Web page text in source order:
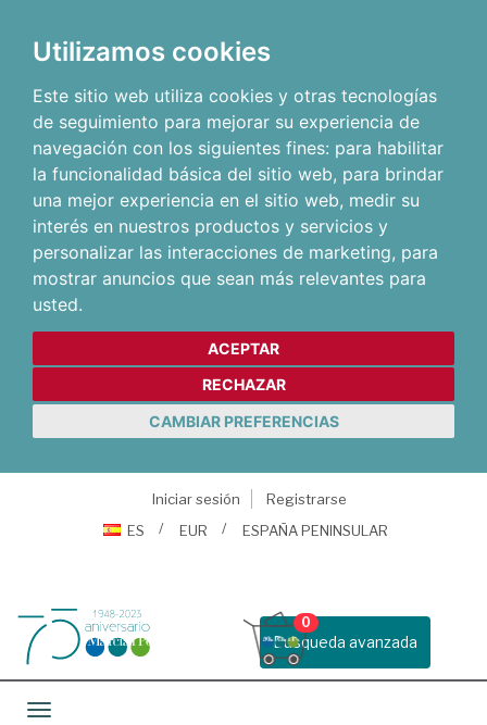
Utilizamos cookies
Este sitio web utiliza cookies y otras tecnologías
de seguimiento para mejorar su experiencia de
navegación con los siguientes fines: para habilitar
la funcionalidad básica del sitio web, para brindar
una mejor experiencia en el sitio web, medir su
interés en nuestros productos y servicios y
personalizar las interacciones de marketing, para
mostrar anuncios que sean más relevantes para
usted.
ACEPTAR
RECHAZAR
CAMBIAR PREFERENCIAS
Iniciar sesión
Registrarse
ES
EUR ESPAÑA PENINSULAR
Busqueda avanzada
0
Toggle navigation